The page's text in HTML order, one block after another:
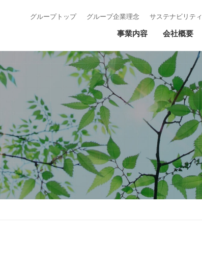
グループトップ グループ企業理念 サステナビリティ
事業内容 会社概要